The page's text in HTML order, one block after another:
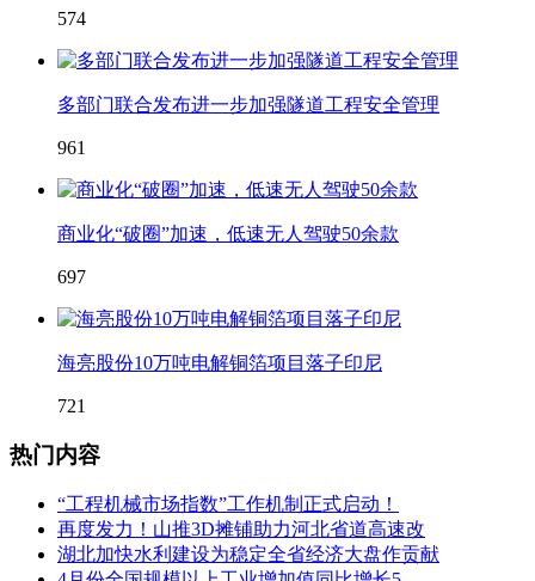
574
多部门联合发布进一步加强隧道工程安全管理
961
商业化“破圈”加速，低速无人驾驶50余款
697
海亮股份10万吨电解铜箔项目落子印尼
721
热门内容
“工程机械市场指数”工作机制正式启动！
再度发力！山推3D摊铺助力河北省道高速改
湖北加快水利建设为稳定全省经济大盘作贡献